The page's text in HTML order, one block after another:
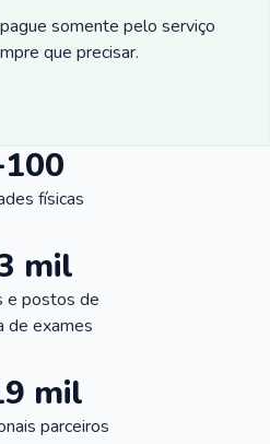
somente pelo serviço
que precisar.
físicas
mil
e postos de
de exames
mil
parceiros